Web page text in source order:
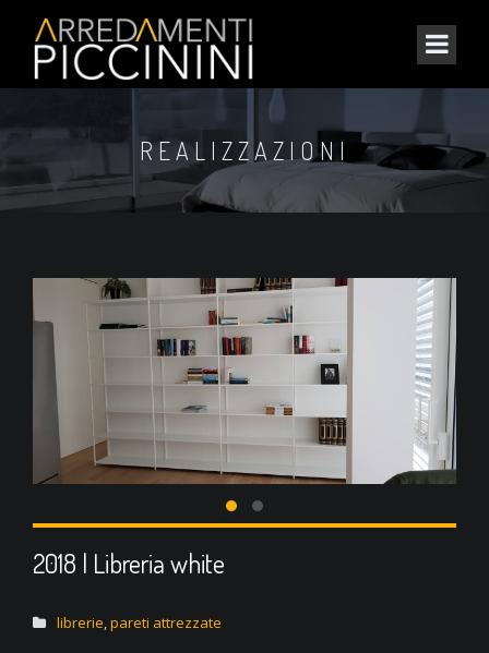
REALIZZAZIONI
2018 | Libreria white
librerie,pareti attrezzate